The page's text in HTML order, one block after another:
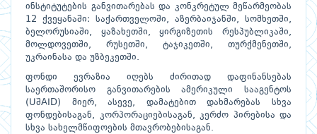
ინსტიტუტების განვითარებას და კონკრეტულ მეწარმეობას
12 ქვეყანაში: საქართველოში, აზერბაიჯანში, სომხეთში,
ბელორუსიაში, ყაზახეთში, ყირგიზეთის რესპუბლიკაში,
მოლდოვეთში, რუსეთში, ტაჯიკეთში, თურქმენეთში,
უკრაინასა და უზბეკეთში.
ფონდი ევრაზია იღებს ძირითად დაფინანსებას
საერთაშორისო განვითარების ამერიკული სააგენტოს
(UშAID) მიერ, ასევე, დამატებით დახმარებას სხვა
ფონდებისაგან, კორპორაციებისაგან, კერძო პირებისა და
სხვა სახელმწიფოების მთავრობებისაგან.